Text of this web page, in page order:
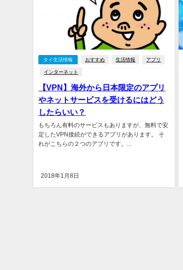
タイ生活情報 おすすめ 生活情報 アプリ
インターネット
【VPN】海外から日本限定のアプリ
やネットサービスを受けるにはどう
したらいい？
もちろん有料のサービスもありますが、無料で安
定したVPN接続ができるアプリがあります。 そ
れがこちらの２つのアプリです。...
2018年1月8日